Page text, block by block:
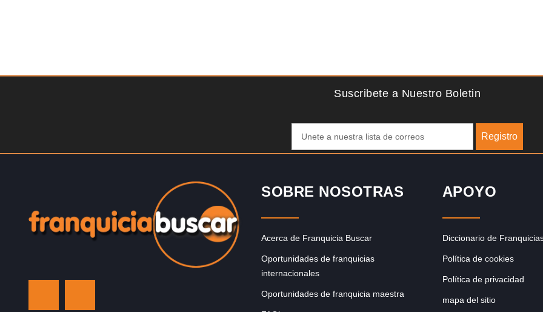
efectivo…
involucrar a…
Suscribete a Nuestro Boletin
Registro
SOBRE NOSOTRAS
Acerca de Franquicia Buscar
Oportunidades de franquicias
internacionales
Oportunidades de franquicia maestra
APOYO
Diccionario de
Política de cookies
Política de privacidad
mapa del sitio